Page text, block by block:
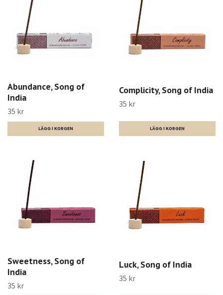
Abundance, Song of
India
35 kr
Complicity, Song of India
35 kr
Sweetness, Song of
India
35 kr
Luck, Song of India
35 kr